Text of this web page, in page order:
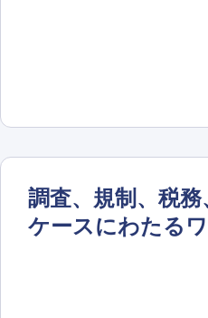
調査、規制、税
ケースにわたる